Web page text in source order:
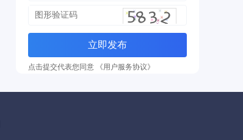
立即发布
点击提交代表您同意 《用户服务协议》